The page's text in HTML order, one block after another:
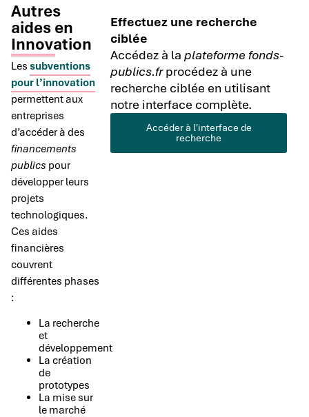
Autres
aides en
Innovation
Les subventions
pour l’innovation
permettent aux
entreprises
d’accéder à des
financements
publics pour
développer leurs
projets
technologiques.
Ces aides
financières
couvrent
différentes phases
:
La recherche
et
développement
La création
de
prototypes
La mise sur
le marché
Effectuez une recherche
ciblée
Accédez à laplateforme fonds-
publics.frprocédez à une
recherche ciblée en utilisant
notre interface complète.
Accéder à l'interface de
recherche